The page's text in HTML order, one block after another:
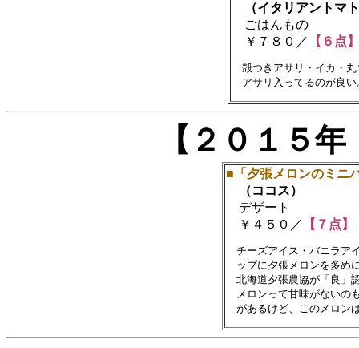
（イタリアントマ
ごはんもの
￥７８０／ 【６点】
殻つきアサリ・イカ・
【２０１５
■「夕張メロンのミニ
（ココス）
デザート
￥４５０／
【７点】
チーズアイス・バニラア
ップに夕張メロンを多め
北海道夕張農協が「良」
メロンって甘味がないの